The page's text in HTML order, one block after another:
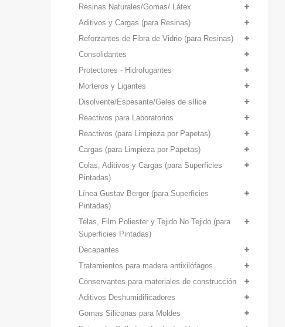
Resinas Naturales/Gomas/ Látex
Aditivos y Cargas (para Resinas)
Reforzantes de Fibra de Vidrio (para Resinas)
Consolidantes
Protectores - Hidrofugantes
Morteros y Ligantes
Disolvente/Espesante/Geles de sílice
Reactivos para Laboratorios
Reactivos (para Limpieza por Papetas)
Cargas (para Limpieza por Papetas)
Colas, Aditivos y Cargas (para Superficies
Pintadas)
Línea Gustav Berger (para Superficies
Pintadas)
Telas, Film Poliester y Tejido No Tejido (para
Superficies Pintadas)
Decapantes
Tratamientos para madera antixilófagos
Conservantes para materiales de construcción
Aditivos Deshumidificadores
Gomas Siliconas para Moldes